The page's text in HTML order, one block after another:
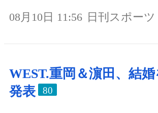
08月10日 11:56 日刊スポーツ
WEST.重岡＆濵田、結
発表
80